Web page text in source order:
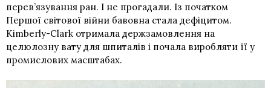
перев’язування ран. І не прогадали. Із початком
Першої світової війни бавовна стала дефіцитом.
Kimberly-Clark отримала держзамовлення на
целюлозну вату для шпиталів і почала виробляти її у
промислових масштабах.